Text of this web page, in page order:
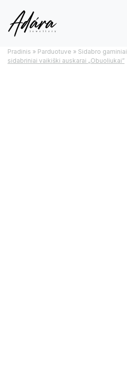
Pradinis » Parduotuve » Sidabro gaminiai
sidabriniai vaikiški auskarai „Obuoliukai”